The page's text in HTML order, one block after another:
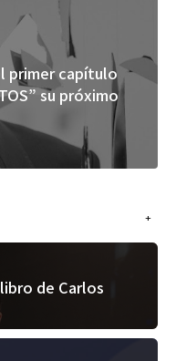
primer capítulo
su próximo
+
de Carlos